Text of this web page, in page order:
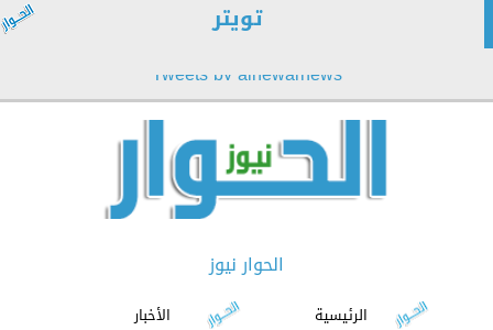
تويتر
Tweets by alhewarnews
الحوار نيوز
الرئيسية الأخبار